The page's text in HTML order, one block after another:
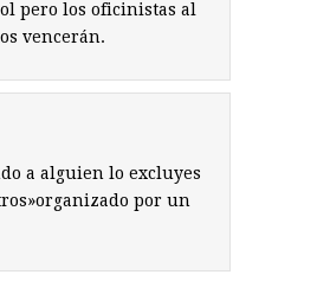
pero los oficinistas al
vencerán.
a alguien lo excluyes
por un